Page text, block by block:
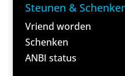
Steunen &
Vriend worden
Schenken
ANBI status